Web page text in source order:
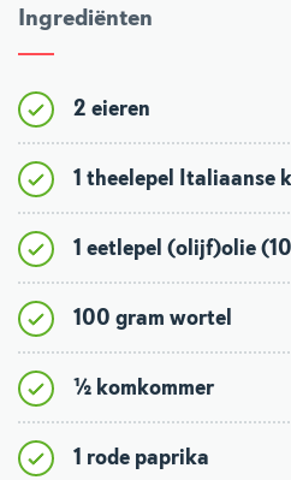
Ingrediënten
2 eieren
1 theelepel Italiaanse
1 eetlepel (olijf)olie
100 gram wortel
½ komkommer
1 rode paprika